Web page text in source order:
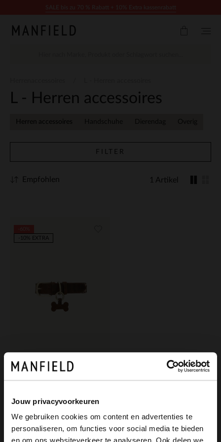
Jouw privacyvoorkeuren
We gebruiken cookies om content en advertenties te
personaliseren, om functies voor social media te bieden
L - Herren accessoires
Herren accessoires Handschuhe Dierendag Overig
FILTER
1 Artikel
Empfohlen
Manfield
Braunes Leder-Hundehalsband mit Leoprint - S/M/L
-10% EXTRA